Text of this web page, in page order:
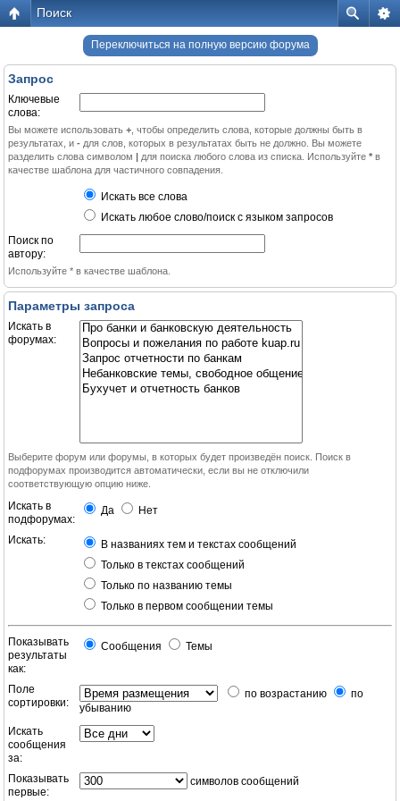
Поиск
Переключиться на полную версию форума
Запрос
Ключевые
слова:
Вы можете использовать + , чтобы определить слова, которые должны быть в
результатах, и - для слов, которых в результатах быть не должно. Вы можете
разделить слова символом | для поиска любого слова из списка. Используйте * в
качестве шаблона для частичного совпадения.
Искать все слова
Искать любое слово/поиск с языком запросов
Поиск по
автору:
Используйте * в качестве шаблона.
Параметры запроса
Искать в
форумах:
Выберите форум или форумы, в которых будет произведён поиск. Поиск в
подфорумах производится автоматически, если вы не отключили
соответствующую опцию ниже.
Искать в
подфорумах:
Да Нет
Искать:
В названиях тем и текстах сообщений
Только в текстах сообщений
Только по названию темы
Только в первом сообщении темы
Показывать
результаты
как:
Сообщения Темы
Поле
сортировки:
по возрастанию
по
убыванию
Искать
сообщения
за:
Показывать
первые:
символов сообщений